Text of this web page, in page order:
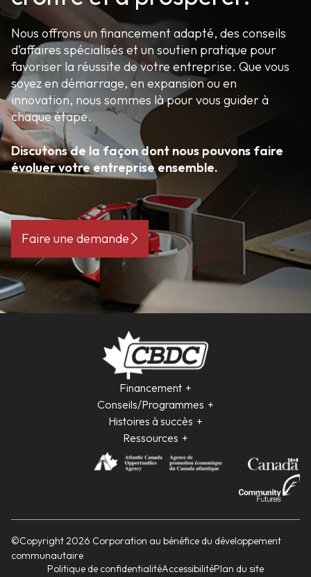
Nous offrons un financement adapté, des conseils
d’affaires spécialisés et un soutien pratique pour
favoriser la réussite de votre entreprise. Que vous
soyez en démarrage, en expansion ou en
innovation, nous sommes là pour vous guider à
chaque étape.
Discutons de la façon dont nous pouvons faire
évoluer votre entreprise ensemble.
Faire une demande
Financement
Conseils/Programmes
Histoires à succès
Ressources
©Copyright 2026 Corporation au bénéfice du développement
communautaire
Politique de confidentialitéAccessibilitéPlan du site